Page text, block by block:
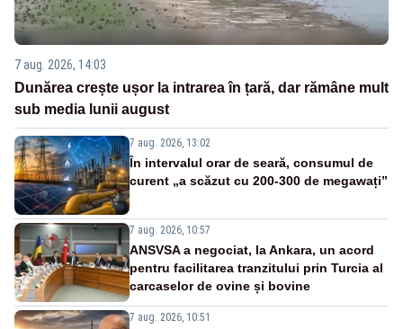
7 aug. 2026, 14:03
Dunărea crește ușor la intrarea în țară, dar rămâne mult
sub media lunii august
7 aug. 2026, 13:02
În intervalul orar de seară, consumul de
curent „a scăzut cu 200-300 de megawați”
7 aug. 2026, 10:57
ANSVSA a negociat, la Ankara, un acord
pentru facilitarea tranzitului prin Turcia al
carcaselor de ovine și bovine
7 aug. 2026, 10:51